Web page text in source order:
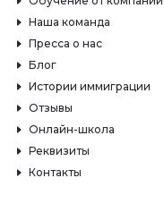
Наша команда
Пресса о нас
Блог
Истории иммиграции
Отзывы
Онлайн-школа
Реквизиты
Контакты